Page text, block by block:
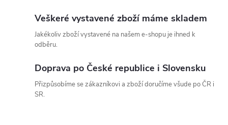
Veškeré vystavené zboží máme skladem
Jakékoliv zboží vystavené na našem e-shopu je ihned k
odběru.
Doprava po České republice i Slovensku
Přizpůsobíme se zákazníkovi a zboží doručíme všude po ČR i
SR.